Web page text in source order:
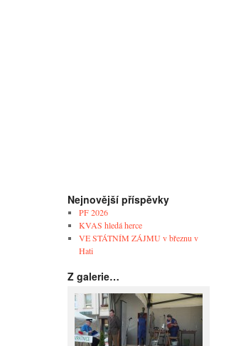
Nejnovější příspěvky
PF 2026
KVAS hledá herce
VE STÁTNÍM ZÁJMU v březnu v
Hati
Z galerie…